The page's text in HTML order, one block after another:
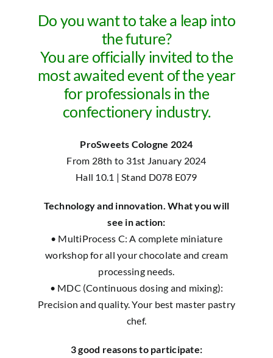
STORIE DI SUCCESSO
NEWSROOM
LAVORA CON NOI
Do you want to take a leap into
the future?
You are officially invited to the
most awaited event of the year
for professionals in the
confectionery industry.
ProSweets Cologne 2024
From 28th to 31st January 2024
Hall 10.1 | Stand D078 E079
Technology and innovation. What you will
see in action:
• MultiProcess C: A complete miniature
workshop for all your chocolate and cream
processing needs.
• MDC (Continuous dosing and mixing):
Precision and quality. Your best master pastry
chef.
3 good reasons to participate: